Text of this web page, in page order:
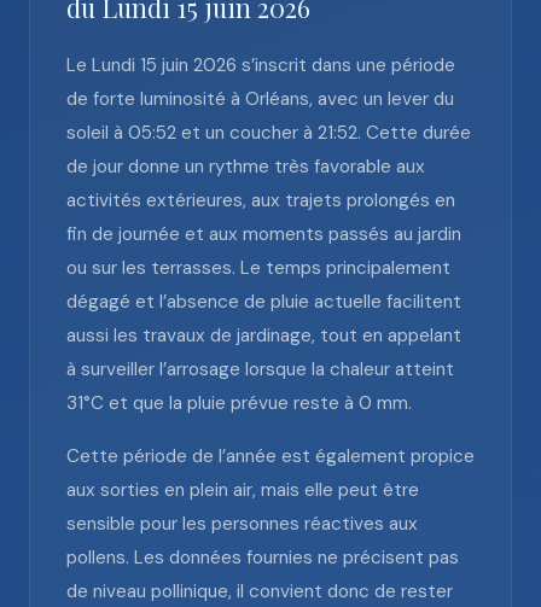
du Lundi 15 juin 2026
Le Lundi 15 juin 2026 s’inscrit dans une période
de forte luminosité à Orléans, avec un lever du
soleil à 05:52 et un coucher à 21:52. Cette durée
de jour donne un rythme très favorable aux
activités extérieures, aux trajets prolongés en
fin de journée et aux moments passés au jardin
ou sur les terrasses. Le temps principalement
dégagé et l’absence de pluie actuelle facilitent
aussi les travaux de jardinage, tout en appelant
à surveiller l’arrosage lorsque la chaleur atteint
31°C et que la pluie prévue reste à 0 mm.
Cette période de l’année est également propice
aux sorties en plein air, mais elle peut être
sensible pour les personnes réactives aux
pollens. Les données fournies ne précisent pas
de niveau pollinique, il convient donc de rester